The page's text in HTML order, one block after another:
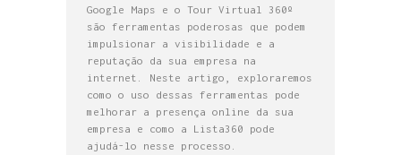
Google Maps e o Tour Virtual 360º
são ferramentas poderosas que podem
impulsionar a visibilidade e a
reputação da sua empresa na
internet. Neste artigo, exploraremos
como o uso dessas ferramentas pode
melhorar a presença online da sua
empresa e como a Lista360 pode
ajudá-lo nesse processo.